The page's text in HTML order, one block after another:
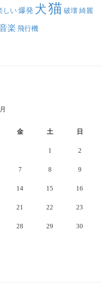
しい爆発 犬猫 破壊綺麗
楽 飛行機
金 土 日
1 2
7 8 9
14 15 16
21 22 23
28 29 30